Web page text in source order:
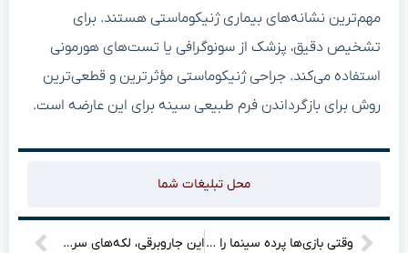
مهم‌ترین نشانه‌های بیماری ژنیکوماستی هستند. برای
تشخیص دقیق، پزشک از سونوگرافی یا تست‌های هورمونی
استفاده می‌کند. جراحی ژنیکوماستی مؤثرترین و قطعی‌ترین
روش برای بازگرداندن فرم طبیعی سینه برای این عارضه است.
محل تبلیغات شما
وقتی بازی‌ها پرده سینما را تسخیر می‌کنند: ۷ آشوبی که باید دید!” این جاروبرقی، لکه‌های سرسخت را با آب گرم و فشار شدید از بین می‌برد